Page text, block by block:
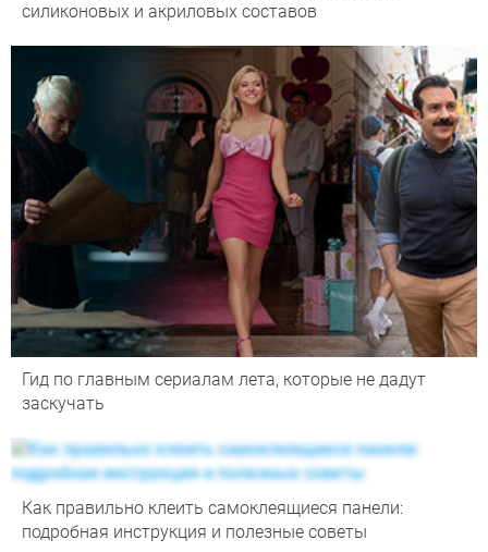
силиконовых и акриловых составов
Гид по главным сериалам лета, которые не дадут
заскучать
Как правильно клеить самоклеящиеся панели:
подробная инструкция и полезные советы